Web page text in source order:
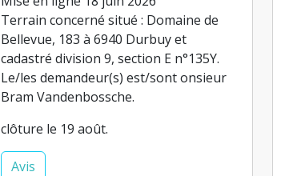
Terrain concerné situé : Domaine de
Bellevue, 183 à 6940 Durbuy et
cadastré division 9, section E n°135Y.
Le/les demandeur(s) est/sont onsieur
Bram Vandenbossche.
clôture le 19 août.
Avis